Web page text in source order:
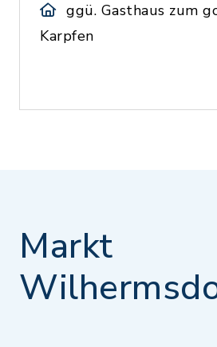
ggü. Gasthaus zum
Karpfen
Markt